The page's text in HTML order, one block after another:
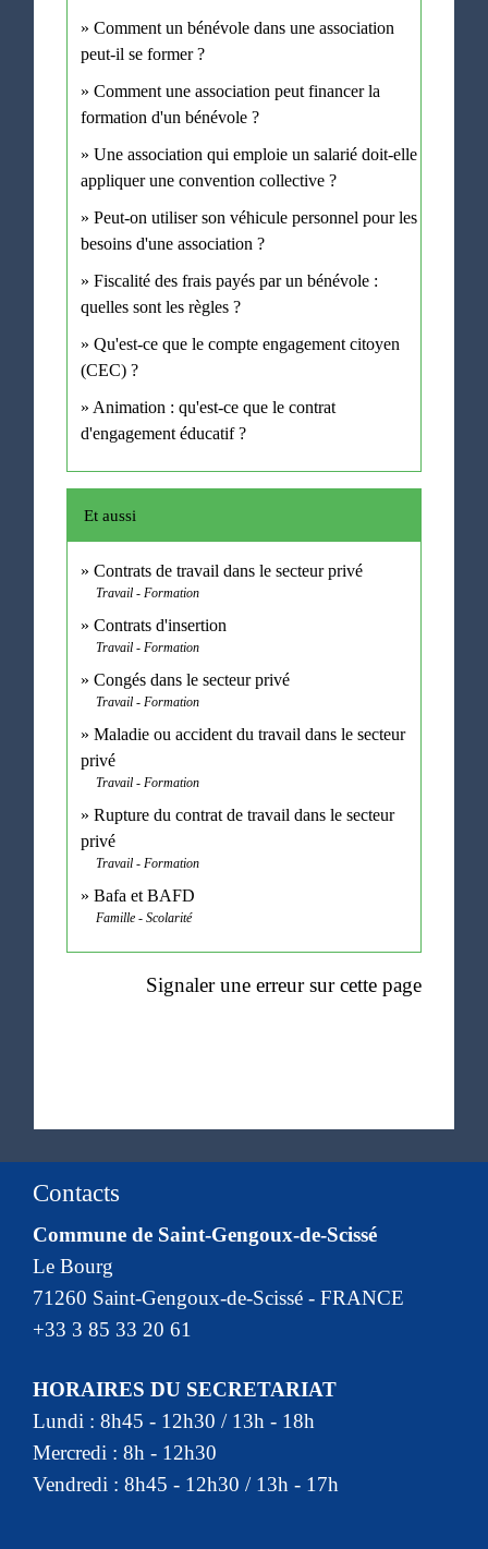
Comment un bénévole dans une association
peut-il se former ?
Comment une association peut financer la
formation d'un bénévole ?
Une association qui emploie un salarié doit-elle
appliquer une convention collective ?
Peut-on utiliser son véhicule personnel pour les
besoins d'une association ?
Fiscalité des frais payés par un bénévole :
quelles sont les règles ?
Qu'est-ce que le compte engagement citoyen
(CEC) ?
Animation : qu'est-ce que le contrat
d'engagement éducatif ?
Et aussi
Contrats de travail dans le secteur privé
Travail - Formation
Contrats d'insertion
Travail - Formation
Congés dans le secteur privé
Travail - Formation
Maladie ou accident du travail dans le secteur
privé
Travail - Formation
Rupture du contrat de travail dans le secteur
privé
Travail - Formation
Bafa et BAFD
Famille - Scolarité
Signaler une erreur sur cette page
Contacts
Commune de Saint-Gengoux-de-Scissé
Le Bourg
71260 Saint-Gengoux-de-Scissé - FRANCE
+33 3 85 33 20 61
HORAIRES DU SECRETARIAT
Lundi : 8h45 - 12h30 / 13h - 18h
Mercredi : 8h - 12h30
Vendredi : 8h45 - 12h30 / 13h - 17h